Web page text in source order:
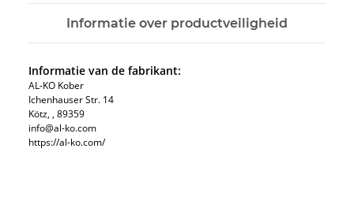
Informatie over productveiligheid
Informatie van de fabrikant:
AL-KO Kober
Ichenhauser Str. 14
Kötz, , 89359
info@al-ko.com
https://al-ko.com/